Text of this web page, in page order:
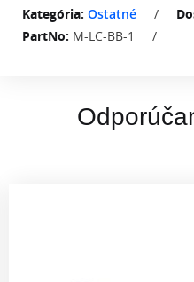
Kategória: Ostatné /
PartNo: M-LC-BB-1 /